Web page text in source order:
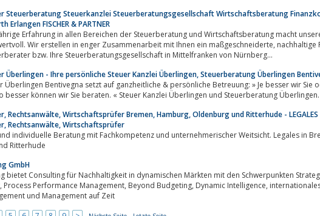
Steuerberatung Steuerkanzlei Steuerberatungsgesellschaft Wirtschaftsberatung
Erlangen FISCHER & PARTNER
Erfahrung in allen Bereichen der Steuerberatung und Wirtschaftsberatung macht
Wir erstellen in enger Zusammenarbeit mit Ihnen ein maßgeschneiderte, nachhaltige Finanzkonzept.Wir
bzw. Ihre Steuerberatungsgesellschaft in Mittelfranken von Nürnberg...
Überlingen - Ihre persönliche Steuer Kanzlei Überlingen, Steuerberatung Überlingen
Überlingen Bentivegna setzt auf ganzheitliche & persönliche Betreuung: » Je besser wir Sie
desto besser können wir Sie beraten. « Steuer Kanzlei Überlingen und Steuerberatung Überlingen.
Rechtsanwälte, Wirtschaftsprüfer Bremen, Hamburg, Oldenburg und Ritterhude - LEGALES
Rechtsanwälte, Wirtschaftsprüfer
individuelle Beratung mit Fachkompetenz und unternehmerischer Weitsicht. Legales in Bremen,
Ritterhude
GmbH
bietet Consulting für Nachhaltigkeit in dynamischen Märkten mit den Schwerpunkten
und Management auf Zeit